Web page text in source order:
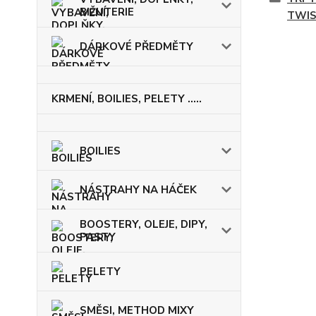
BIŽUTERIE
DÁRKOVÉ PŘEDMĚTY
KRMENÍ, BOILIES, PELETY .....
BOILIES
NÁSTRAHY NA HÁČEK
BOOSTERY, OLEJE, DIPY,
PASTY
PELETY
SMĚSI, METHOD MIXY